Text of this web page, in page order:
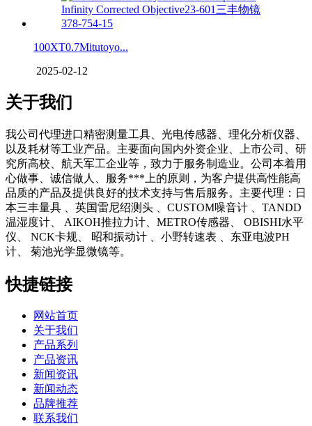
100XT0.7Mitutoyo...
2025-02-12
关于我们
我公司代理进口精密测量工具、光电传感器、理化分析仪器、
以及耗材等工业产品。主要面向国内外资企业、上市公司、研
究所高校、航天军工企业等，致力于服务制造业。公司本着用
心做事、诚信做人、服务***上的原则，为客户提供高性能高
品质的产品及提供良好的技术支持与售后服务。主要代理：日
本三丰量具 、英国雷尼绍测头 、CUSTOM噪音计 、TANDD
温湿度计、 AIKOH推拉力计、METRO传感器、 OBISHI水平
仪、 NCK卡规、 昭和振动计 、小野转速表 、东亚电波PH
计、 菊池光学显微镜等。
快捷链接
网站首页
关于我们
产品系列
产品资讯
新闻资讯
新闻动态
品牌推荐
联系我们